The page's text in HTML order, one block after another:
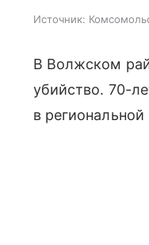
Источник:
В Волжском
убийство. 70-
в региональной